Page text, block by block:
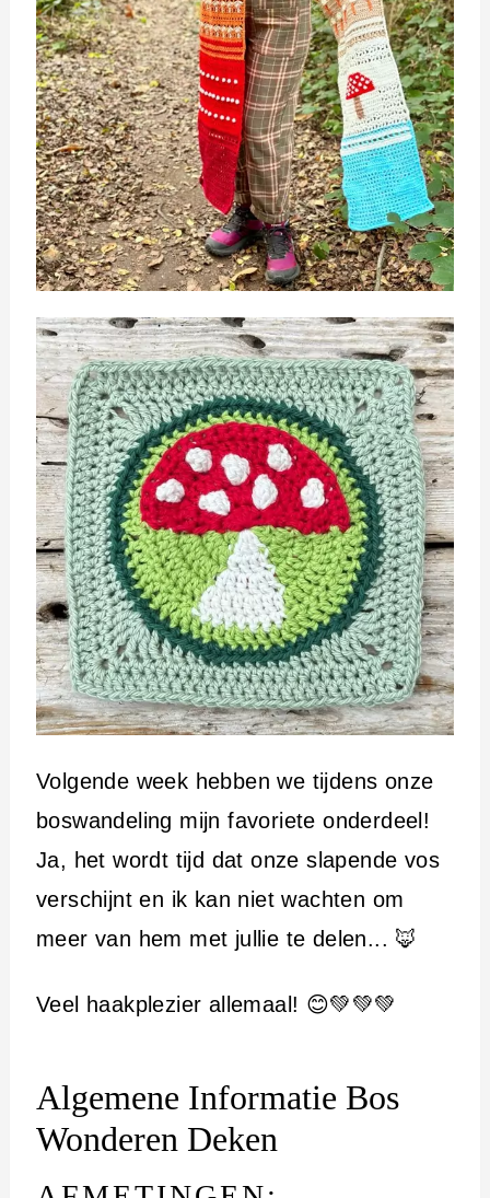
Volgende week hebben we tijdens onze
boswandeling mijn favoriete onderdeel!
Ja, het wordt tijd dat onze slapende vos
verschijnt en ik kan niet wachten om
meer van hem met jullie te delen... 🦊
Veel haakplezier allemaal! 😊💚💚💚
Algemene Informatie Bos
Wonderen Deken